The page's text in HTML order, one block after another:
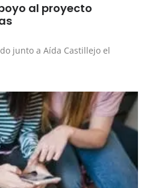
al proyecto
junto a Aída Castillejo el